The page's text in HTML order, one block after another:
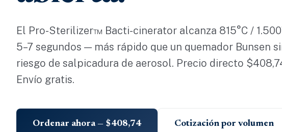
El Pro-Sterilizer™ Bacti-cinerator alcanza 815°C /
5–7 segundos — más rápido que un quemador Bunsen
riesgo de salpicadura de aerosol. Precio directo
Envío gratis.
Ordenar ahora — $408,74 Cotización por volumen